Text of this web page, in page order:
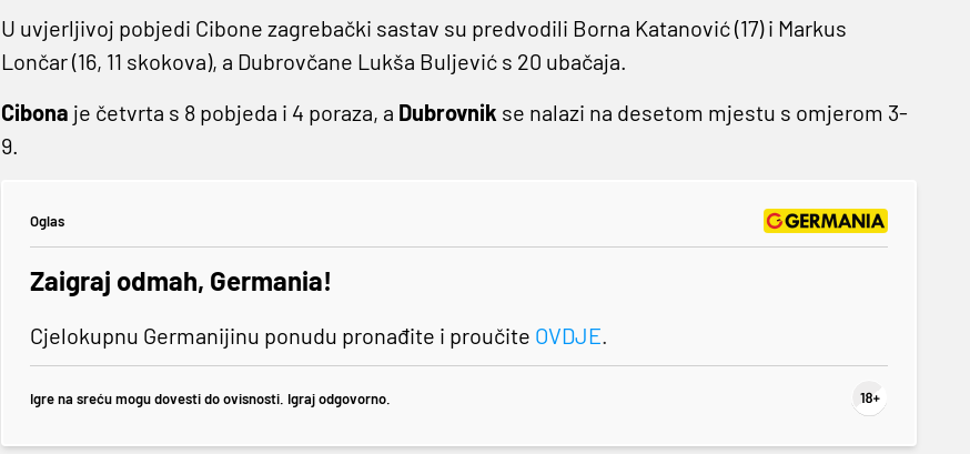
U uvjerljivoj pobjedi Cibone zagrebački sastav su predvodili Borna Katanović (17) i Markus
Lončar (16, 11 skokova), a Dubrovčane Lukša Buljević s 20 ubačaja.
Cibona je četvrta s 8 pobjeda i 4 poraza, a Dubrovnik se nalazi na desetom mjestu s omjerom 3-
9.
Oglas
Zaigraj odmah, Germania!
Cjelokupnu Germanijinu ponudu pronađite i proučite OVDJE.
Igre na sreću mogu dovesti do ovisnosti. Igraj odgovorno.